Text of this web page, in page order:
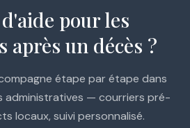
pour les
après un décès ?
étape par étape dans
administratives — courriers pré-
locaux, suivi personnalisé.